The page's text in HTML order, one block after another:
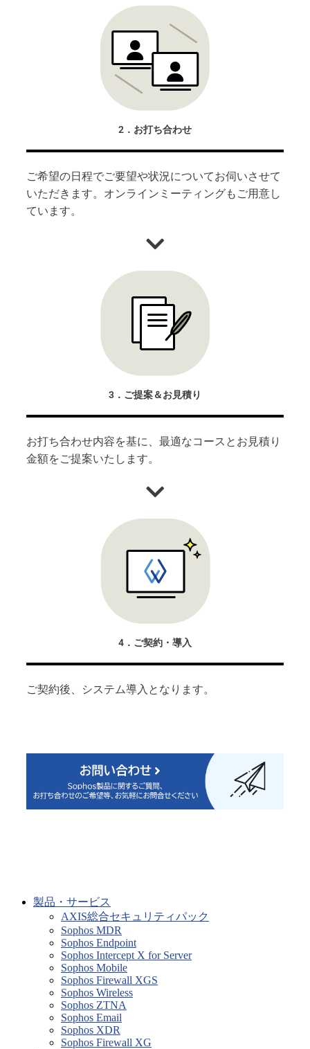
2．お打ち合わせ
ご希望の日程でご要望や状況についてお伺いさせて
いただきます。オンラインミーティングもご用意し
ています。
3．ご提案＆お見積り
お打ち合わせ内容を基に、最適なコースとお見積り
金額をご提案いたします。
4．ご契約・導入
ご契約後、システム導入となります。
製品・サービス
AXIS総合セキュリティパック
Sophos MDR
Sophos Endpoint
Sophos Intercept X for Server
Sophos Mobile
Sophos Firewall XGS
Sophos Wireless
Sophos ZTNA
Sophos Email
Sophos XDR
Sophos Firewall XG